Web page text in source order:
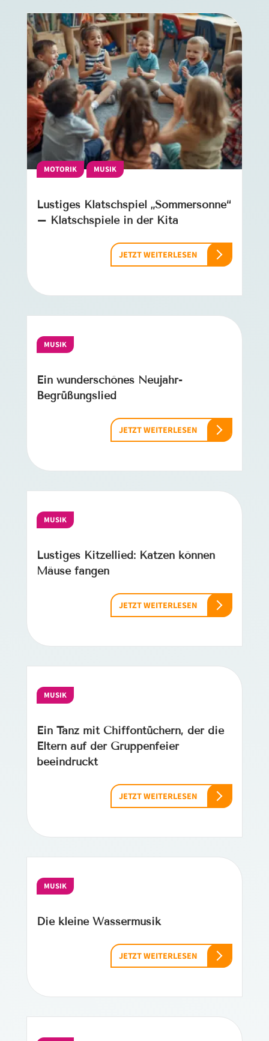
MOTORIK MUSIK
Lustiges Klatschspiel „Sommersonne“
– Klatschspiele in der Kita
JETZT WEITERLESEN
MUSIK
Ein wunderschönes Neujahr-
Begrüßungslied
JETZT WEITERLESEN
MUSIK
Lustiges Kitzellied: Katzen können
Mäuse fangen
JETZT WEITERLESEN
MUSIK
Ein Tanz mit Chiffontüchern, der die
Eltern auf der Gruppenfeier
beeindruckt
JETZT WEITERLESEN
MUSIK
Die kleine Wassermusik
JETZT WEITERLESEN